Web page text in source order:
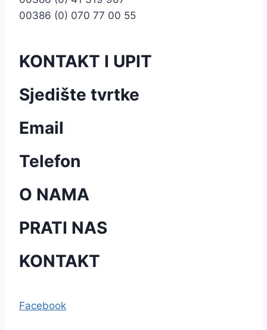
00386 (0) 070 77 00 55
KONTAKT I UPIT
Sjedište tvrtke
Email
Telefon
O NAMA
PRATI NAS
KONTAKT
Facebook